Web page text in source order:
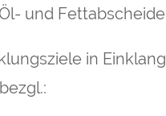
und
in